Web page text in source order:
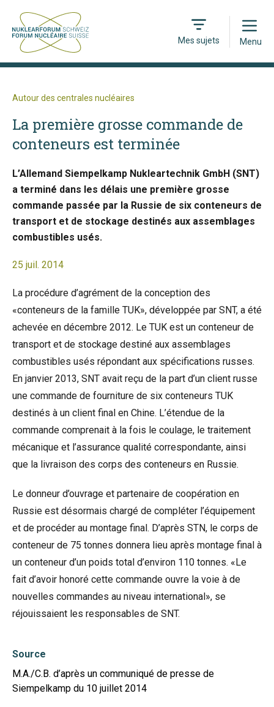
Mes sujets
Open
Menu
Autour des centrales nucléaires
La première grosse commande de
conteneurs est terminée
L’Allemand Siempelkamp Nukleartechnik GmbH (SNT)
a terminé dans les délais une première grosse
commande passée par la Russie de six conteneurs de
transport et de stockage destinés aux assemblages
combustibles usés.
25 juil. 2014
La procédure d’agrément de la conception des
«conteneurs de la famille TUK», développée par SNT, a été
achevée en décembre 2012. Le TUK est un conteneur de
transport et de stockage destiné aux assemblages
combustibles usés répondant aux spécifications russes.
En janvier 2013, SNT avait reçu de la part d’un client russe
une commande de fourniture de six conteneurs TUK
destinés à un client final en Chine. L’étendue de la
commande comprenait à la fois le coulage, le traitement
mécanique et l’assurance qualité correspondante, ainsi
que la livraison des corps des conteneurs en Russie.
Le donneur d’ouvrage et partenaire de coopération en
Russie est désormais chargé de compléter l’équipement
et de procéder au montage final. D’après STN, le corps de
conteneur de 75 tonnes donnera lieu après montage final à
un conteneur d’un poids total d’environ 110 tonnes. «Le
fait d’avoir honoré cette commande ouvre la voie à de
nouvelles commandes au niveau international», se
réjouissaient les responsables de SNT.
Source
M.A./C.B. d’après un communiqué de presse de
Siempelkamp du 10 juillet 2014